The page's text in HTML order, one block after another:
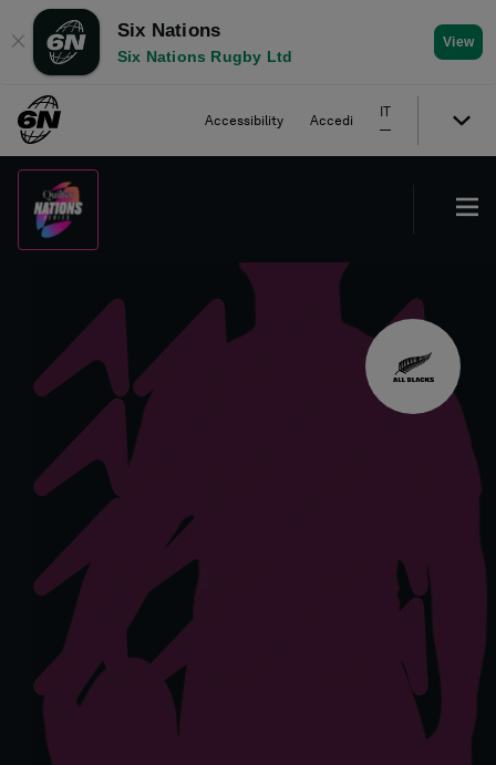
✕
Six Nations
Six Nations Rugby Ltd
View
Accessibility Accedi
IT